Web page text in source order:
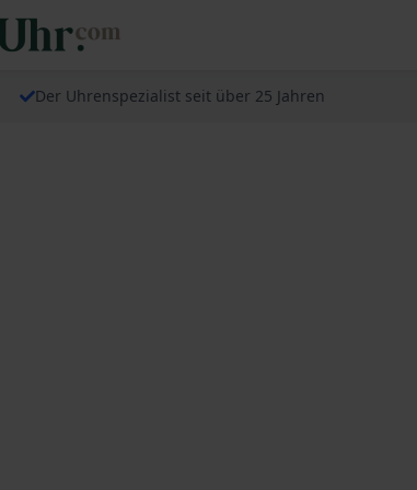
Der Uhrenspezialist seit über 25 Jahren